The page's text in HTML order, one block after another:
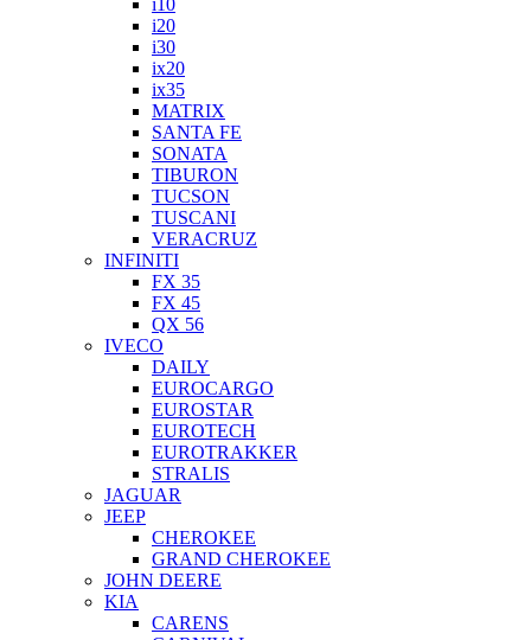
i10
i20
i30
ix20
ix35
MATRIX
SANTA FE
SONATA
TIBURON
TUCSON
TUSCANI
VERACRUZ
INFINITI
FX 35
FX 45
QX 56
IVECO
DAILY
EUROCARGO
EUROSTAR
EUROTECH
EUROTRAKKER
STRALIS
JAGUAR
JEEP
CHEROKEE
GRAND CHEROKEE
JOHN DEERE
KIA
CARENS